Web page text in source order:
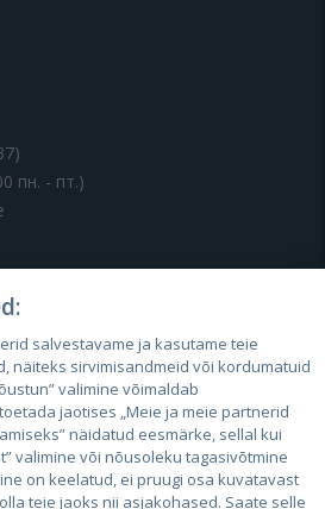
пн. - пт.)
salvestavame ja kasutame teie
näiteks sirvimisandmeid või kordumatuid
valimine võimaldab
jaotises „Meie ja meie partnerid
näidatud eesmärke, sellal kui
valimine või nõusoleku tagasivõtmine
on keelatud, ei pruugi osa kuvatavast
teie jaoks nii asjakohased. Saate selle